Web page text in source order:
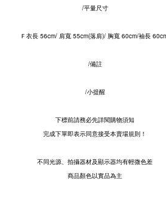
/平量尺寸
Ｆ衣長 56cm/ 肩寬 55cm(落肩)/ 胸寬 60cm/袖長
/備註
/小提醒
下標前請務必先詳閱購物須知
完成下單即表示同意接受本賣場規則！
不同光源、拍攝器材及顯示器均有輕微色差
商品顏色以實品為主